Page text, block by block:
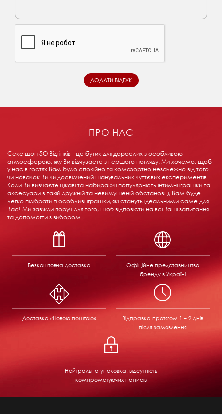
ПРО НАС
Секс шоп 5О Відтінків - це бутик для дорослих з особливою
атмосферою, яку Ви відчуваєте з першого погляду. Ми хочемо, щоб
у нас в гостях Вам було спокійно та комфортно незалежно від того
чи новачок Ви чи досвідчений шанувальник чуттєвих експериментів.
Коли Ви вивчаєте цікаві та набираючі популярність інтимні іграшки та
аксесуари в такій дружній та невимушеній обстановці, Вам буде
легко підібрати ті особливі іграшки, які стануть ідеальними саме для
Вас! Ми завжди поруч для того, щоб відповісти на всі Ваші запитання
та допомогти з вибором.
Безкоштовна доставка
Офіційне представництво
бренду в Україні
Доставка «Новою поштою» Відправка протягом 1 – 2 днів
після замовлення
Нейтральна упаковка, відсутність
компрометуючих написів